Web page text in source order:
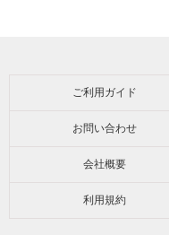
ご利用ガイド
お問い合わせ
会社概要
利用規約